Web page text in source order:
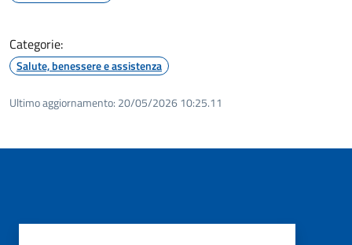
Categorie:
Salute, benessere e assistenza
Ultimo aggiornamento: 20/05/2026 10:25.11